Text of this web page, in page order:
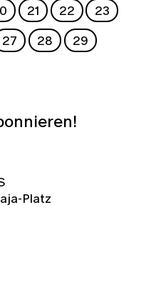
21 22
23
27 28 29
Platz